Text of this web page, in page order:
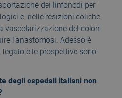
dei linfonodi per
e, nelle resizioni coliche
vascolarizzazione del colon
l’anastomosi. Adesso è
e le prospettive sono
degli ospedali italiani non